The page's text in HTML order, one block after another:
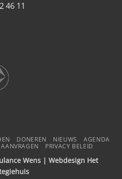
46 11
DONEREN NIEUWS
AGENDA
PRIVACY BELEID
Wens | Webdesign Het